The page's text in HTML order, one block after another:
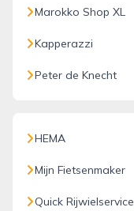
Marokko Shop XL
Kapperazzi
Peter de Knecht
HEMA
Mijn Fietsenmaker
Quick Rijwielservice